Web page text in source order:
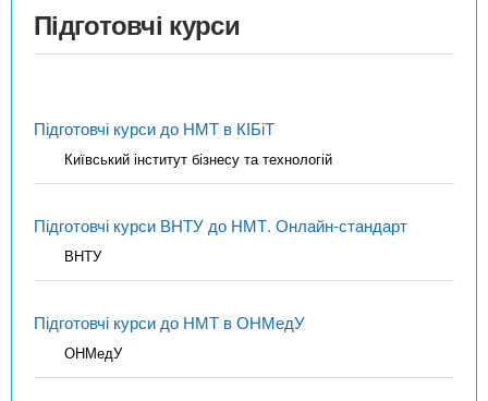
Підготовчі курси
Підготовчі курси до НМТ в КІБіТ
Київський інститут бізнесу та технологій
Підготовчі курси ВНТУ до НМТ. Онлайн-стандарт
ВНТУ
Підготовчі курси до НМТ в ОНМедУ
ОНМедУ